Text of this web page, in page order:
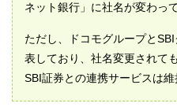
ネット銀行」に社名が変わっ
ただし、ドコモグループと
表しており、社名変更されて
SBI証券との連携サービスは維